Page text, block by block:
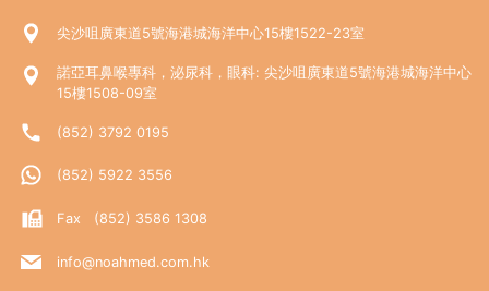
尖沙咀廣東道5號海港城海洋中心15樓1522-23室
諾亞耳鼻喉專科，泌尿科，眼科: 尖沙咀廣東道5號海港城海洋中心
15樓1508-09室
(852) 3792 0195
(852) 5922 3556
Fax (852) 3586 1308
info@noahmed.com.hk